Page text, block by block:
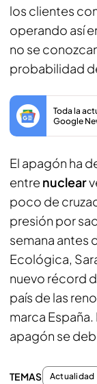
los clientes
operando así
no se
probabilidad
Toda la
Google
El apagón ha
entre nuclear
poco de
presión por
semana antes
Ecológica,
nuevo récord
país de las
marca
apagón se
TEMAS Actualidad